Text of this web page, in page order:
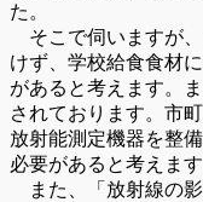
た。
そこで伺いますが
けず、学校給食食材
があると考えます。
されております。市
放射能測定機器を整
必要があると考えま
また、「放射線の